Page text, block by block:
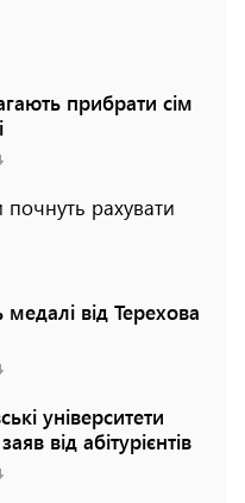
прибрати сім
рахувати
від Терехова
університети
від абітурієнтів